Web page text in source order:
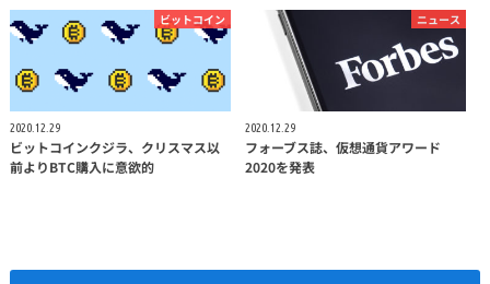
ビットコイン
2020.12.29
ビットコインクジラ、クリスマス以
前よりBTC購入に意欲的
ニュース
2020.12.29
フォーブス誌、仮想通貨アワード
2020を発表